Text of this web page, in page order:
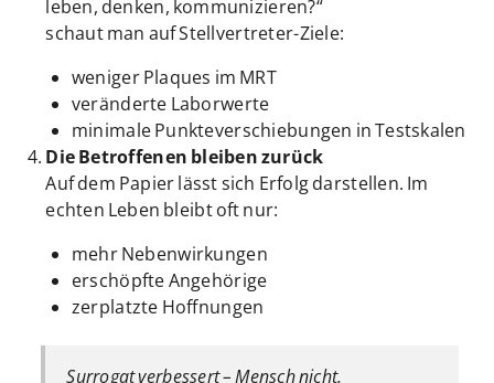
leben, denken, kommunizieren?“
schaut man auf Stellvertreter-Ziele:
weniger Plaques im MRT
veränderte Laborwerte
minimale Punkteverschiebungen in Testskalen
Die Betroffenen bleiben zurück
Auf dem Papier lässt sich Erfolg darstellen. Im
echten Leben bleibt oft nur:
mehr Nebenwirkungen
erschöpfte Angehörige
zerplatzte Hoffnungen
Surrogat verbessert – Mensch nicht.